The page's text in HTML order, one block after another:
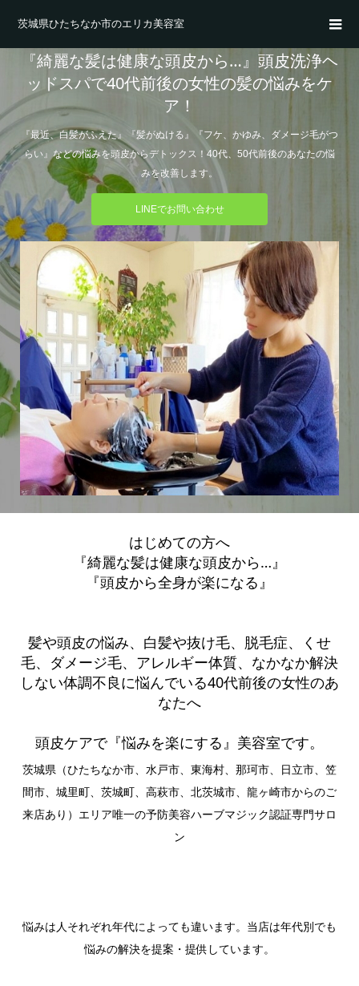
茨城県ひたちなか市のエリカ美容室
はじめての方へ
『綺麗な髪は健康な頭皮から…』
『頭皮から全身が楽になる』
髪や頭皮の悩み、白髪や抜け毛、脱毛症、くせ
毛、ダメージ毛、アレルギー体質、なかなか解決
しない体調不良に悩んでいる40代前後の女性のあ
なたへ
頭皮ケアで『悩みを楽にする』美容室です。
茨城県（ひたちなか市、水戸市、東海村、那珂市、日立市、笠
間市、城里町、茨城町、高萩市、北茨城市、龍ヶ崎市からのご
来店あり）エリア唯一の予防美容ハーブマジック認証専門サロ
ン
悩みは人それぞれ年代によっても違います。当店は年代別でも
悩みの解決を提案・提供しています。